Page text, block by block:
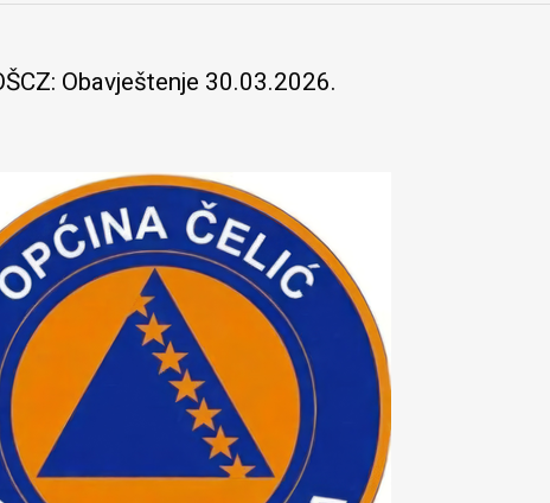
Obavještenje 30.03.2026.